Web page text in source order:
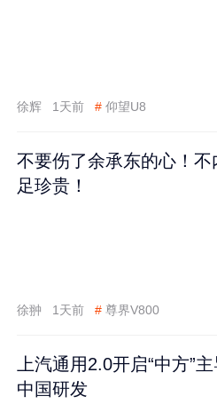
徐辉 1天前 # 仰望U8
不要伤了余承东的心！
足珍贵！
徐翀 1天前 # 尊界V800
上汽通用2.0开启“中方”
中国研发